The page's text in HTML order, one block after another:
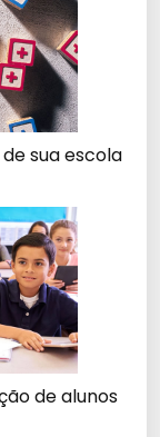
sua escola
de alunos